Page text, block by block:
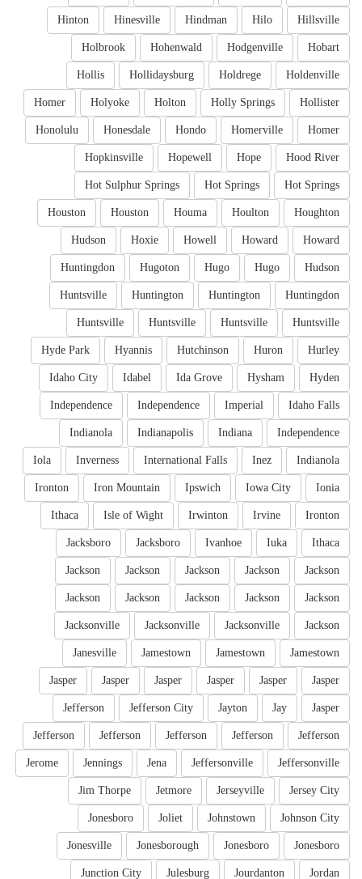
Hillsville
Hilo
Hindman
Hinesville
Hinton
Hobart
Hodgenville
Hohenwald
Holbrook
Holdenville
Holdrege
Hollidaysburg
Hollis
Hollister
Holly Springs
Holton
Holyoke
Homer
Homer
Homerville
Hondo
Honesdale
Honolulu
Hood River
Hope
Hopewell
Hopkinsville
Hot Springs
Hot Springs
Hot Sulphur Springs
Houghton
Houlton
Houma
Houston
Houston
Howard
Howard
Howell
Hoxie
Hudson
Hudson
Hugo
Hugo
Hugoton
Huntingdon
Huntingdon
Huntington
Huntington
Huntsville
Huntsville
Huntsville
Huntsville
Huntsville
Hurley
Huron
Hutchinson
Hyannis
Hyde Park
Hyden
Hysham
Ida Grove
Idabel
Idaho City
Idaho Falls
Imperial
Independence
Independence
Independence
Indiana
Indianapolis
Indianola
Indianola
Inez
International Falls
Inverness
Iola
Ionia
Iowa City
Ipswich
Iron Mountain
Ironton
Ironton
Irvine
Irwinton
Isle of Wight
Ithaca
Ithaca
Iuka
Ivanhoe
Jacksboro
Jacksboro
Jackson
Jackson
Jackson
Jackson
Jackson
Jackson
Jackson
Jackson
Jackson
Jackson
Jackson
Jacksonville
Jacksonville
Jacksonville
Jamestown
Jamestown
Jamestown
Janesville
Jasper
Jasper
Jasper
Jasper
Jasper
Jasper
Jasper
Jay
Jayton
Jefferson City
Jefferson
Jefferson
Jefferson
Jefferson
Jefferson
Jefferson
Jeffersonville
Jeffersonville
Jena
Jennings
Jerome
Jersey City
Jerseyville
Jetmore
Jim Thorpe
Johnson City
Johnstown
Joliet
Jonesboro
Jonesboro
Jonesboro
Jonesborough
Jonesville
Jordan
Jourdanton
Julesburg
Junction City